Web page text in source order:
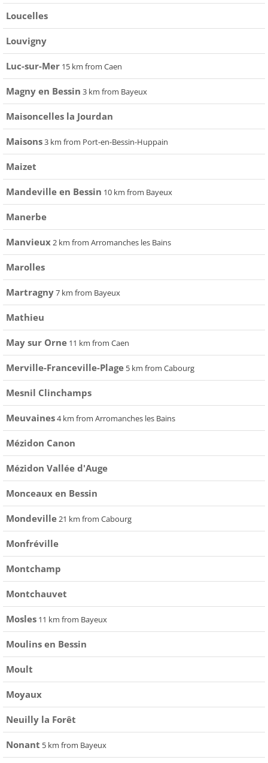
Loucelles
Louvigny
Luc-sur-Mer 15 km from Caen
Magny en Bessin 3 km from Bayeux
Maisoncelles la Jourdan
Maisons3 km from Port-en-Bessin-Huppain
Maizet
Mandeville en Bessin 10 km from Bayeux
Manerbe
Manvieux2 km from Arromanches les Bains
Marolles
Martragny7 km from Bayeux
Mathieu
May sur Orne 11 km from Caen
Merville-Franceville-Plage 5 km from Cabourg
Mesnil Clinchamps
Meuvaines4 km from Arromanches les Bains
Mézidon Canon
Mézidon Vallée d'Auge
Monceaux en Bessin
Mondeville21 km from Cabourg
Monfréville
Montchamp
Montchauvet
Mosles 11 km from Bayeux
Moulins en Bessin
Moult
Moyaux
Neuilly la Forêt
Nonant 5 km from Bayeux